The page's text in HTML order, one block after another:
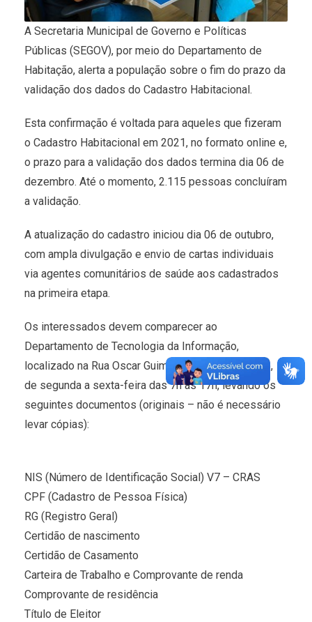
A Secretaria Municipal de Governo e Políticas
Públicas (SEGOV), por meio do Departamento de
Habitação, alerta a população sobre o fim do prazo da
validação dos dados do Cadastro Habitacional.
Esta confirmação é voltada para aqueles que fizeram
o Cadastro Habitacional em 2021, no formato online e,
o prazo para a validação dos dados termina dia 06 de
dezembro. Até o momento, 2.115 pessoas concluíram
a validação.
A atualização do cadastro iniciou dia 06 de outubro,
com ampla divulgação e envio de cartas individuais
via agentes comunitários de saúde aos cadastrados
na primeira etapa.
Os interessados devem comparecer ao
Departamento de Tecnologia da Informação,
localizado na Rua Oscar Guimarães, nº. 541, Centro,
de segunda a sexta-feira das 7h às 17h, levando os
seguintes documentos (originais – não é necessário
levar cópias):
NIS (Número de Identificação Social) V7 – CRAS
CPF (Cadastro de Pessoa Física)
RG (Registro Geral)
Certidão de nascimento
Certidão de Casamento
Carteira de Trabalho e Comprovante de renda
Comprovante de residência
Título de Eleitor